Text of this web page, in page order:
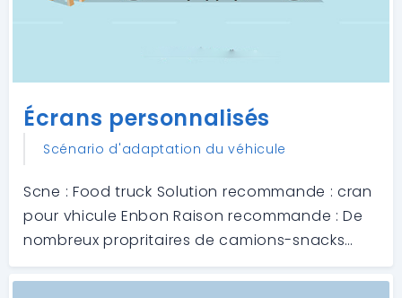
Écrans personnalisés
Scénario d'adaptation du véhicule
Scne : Food truck Solution recommande : cran
pour vhicule Enbon Raison recommande : De
nombreux propritaires de camions-snacks
convertissent leurs vhicules pour vendre dans